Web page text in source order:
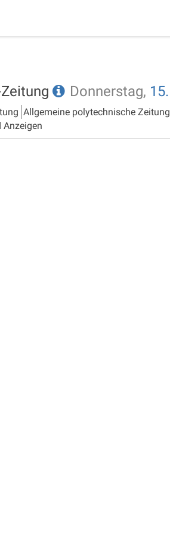
Donnerstag, 15.
Allgemeine polytechnische Zeitung